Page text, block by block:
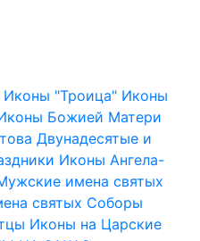
Иконы "Троица" Иконы
Божией Матери
Двунадесятые и
Иконы Ангела-
имена святых
святых Соборы
Иконы на Царские